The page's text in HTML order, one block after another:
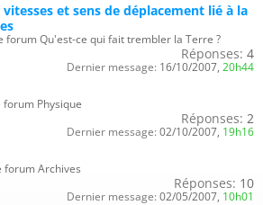
vitesses et sens de déplacement lié à la
forum Qu'est-ce qui fait trembler la Terre ?
Réponses: 4
Dernier message: 16/10/2007, 20h44
Physique
Réponses: 2
Dernier message: 02/10/2007, 19h16
forum Archives
Réponses: 10
Dernier message: 02/05/2007, 10h01